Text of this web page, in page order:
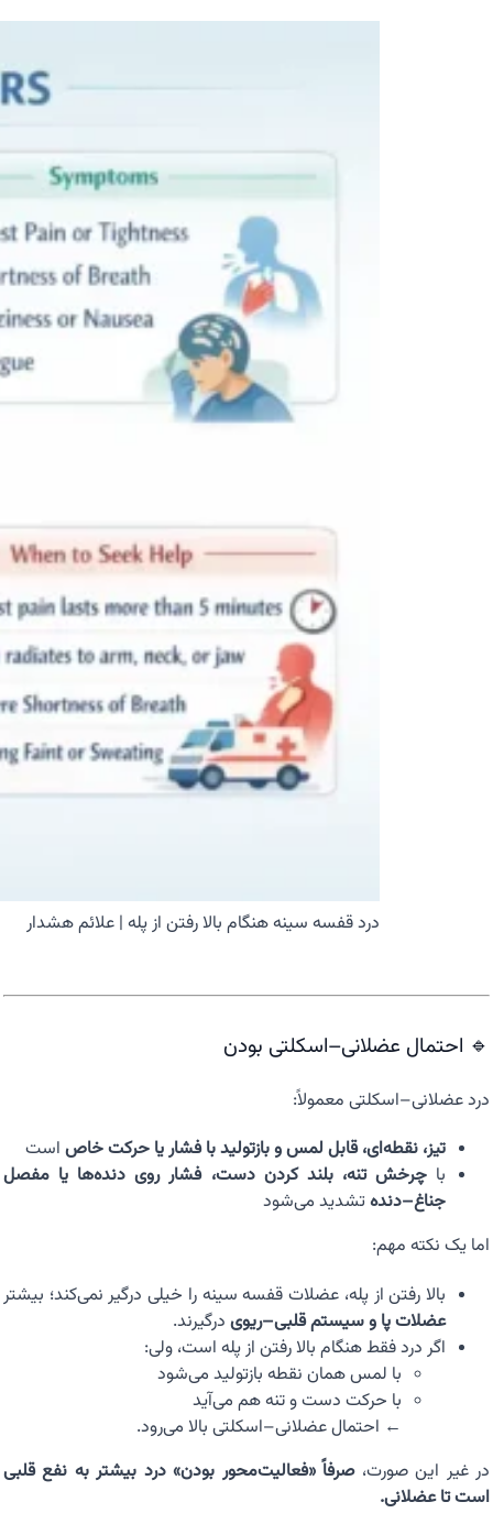
درد قفسه سینه هنگام بالا رفتن از پله | علائم هشدار
🔹 احتمال عضلانی–اسکلتی بودن
درد عضلانی–اسکلتی معمولاً:
تیز، نقطه‌ای، قابل لمس و بازتولید با فشار یا حرکت خاص است
باچرخش تنه، بلند کردن دست، فشار روی دنده‌ها یا مفصل
جناغ–دندهتشدید می‌شود
اما یک نکته مهم:
بالا رفتن از پله، عضلات قفسه سینه را خیلی درگیر نمی‌کند؛ بیشتر
عضلات پا و سیستم قلبی–ریوی درگیرند.
اگر درد فقط هنگام بالا رفتن از پله است، ولی:
با لمس همان نقطه بازتولید می‌شود
با حرکت دست و تنه هم می‌آید
← احتمال عضلانی–اسکلتی بالا می‌رود.
در غیر این صورت،صرفاً «فعالیت‌محور بودن» درد بیشتر به نفع قلبی
است تا عضلانی.